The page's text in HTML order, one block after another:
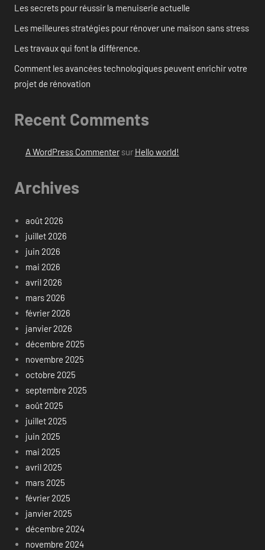
Les secrets pour réussir la menuiserie actuelle
Les meilleures stratégies pour rénover une maison sans stress
Les travaux qui font la différence.
Comment les avancées technologiques peuvent enrichir votre
projet de rénovation
Recent Comments
A WordPress Commentersur Hello world!
Archives
août 2026
juillet 2026
juin 2026
mai 2026
avril 2026
mars 2026
février 2026
janvier 2026
décembre 2025
novembre 2025
octobre 2025
septembre 2025
août 2025
juillet 2025
juin 2025
mai 2025
avril 2025
mars 2025
février 2025
janvier 2025
décembre 2024
novembre 2024